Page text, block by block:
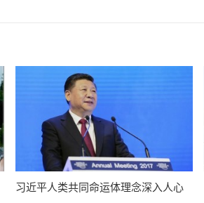
习近平人类共同命运体理念深入人心